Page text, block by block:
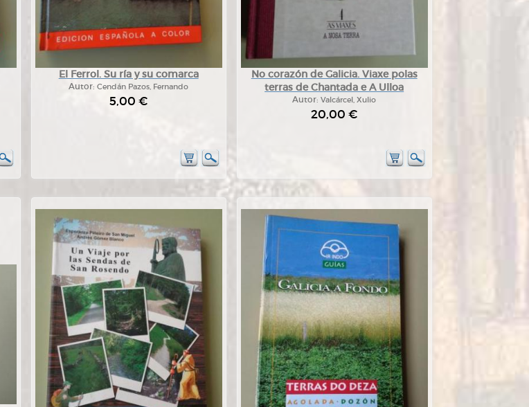
El Ferrol. Su ría y su comarca
Autor:Cendán Pazos, Fernando
5,00 €
No corazón de Galicia. Viaxe polas
terras de Chantada e A Ulloa
Autor:Valcárcel, Xulio
20,00 €